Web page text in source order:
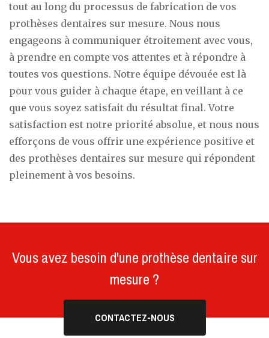
tout au long du processus de fabrication de vos
prothèses dentaires sur mesure. Nous nous
engageons à communiquer étroitement avec vous,
à prendre en compte vos attentes et à répondre à
toutes vos questions. Notre équipe dévouée est là
pour vous guider à chaque étape, en veillant à ce
que vous soyez satisfait du résultat final. Votre
satisfaction est notre priorité absolue, et nous nous
efforçons de vous offrir une expérience positive et
des prothèses dentaires sur mesure qui répondent
pleinement à vos besoins.
Vous avez besoin d'une prothèse dentaire sur
mesure ?
CONTACTEZ-NOUS